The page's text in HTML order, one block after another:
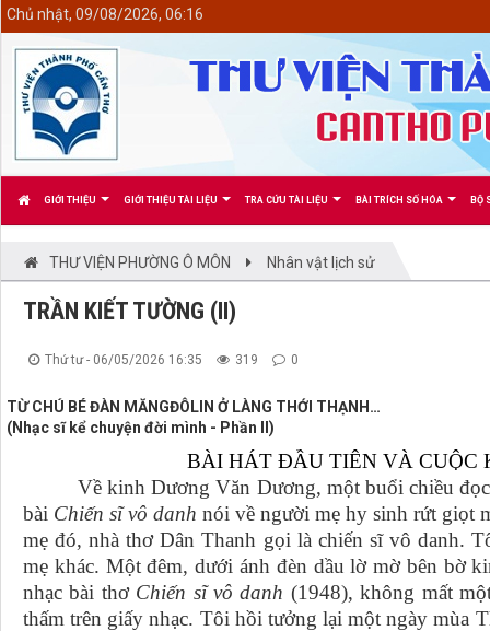
GIỚI THIỆU GIỚI THIỆU TÀI LIỆU TRA CỨU TÀI LIỆU BÀI TRÍCH SỐ HÓA BỘ
Chủ nhật, 09/08/2026, 06:16
THƯ VIỆN PHƯỜNG Ô MÔN Nhân vật lịch sử
TRẦN KIẾT TƯỜNG (II)
Thứ tư - 06/05/2026 16:35 319 0
TỪ CHÚ BÉ ĐÀN MĂNGĐÔLIN Ở LÀNG THỚI THẠNH…
(Nhạc sĩ kể chuyện đời mình - Phần II)
BÀI HÁT ĐẦU TIÊN VÀ CUỘC
Về kinh Dương Văn Dương, một buổi chiều đọc
bài Chiến sĩ vô danh nói về người mẹ hy sinh rứt giọt
mẹ đó, nhà thơ Dân Thanh gọi là chiến sĩ vô danh.
mẹ khác. Một đêm, dưới ánh đèn dầu lờ mờ bên bờ
nhạc bài thơ Chiến sĩ vô danh (1948), không mất
thấm trên giấy nhạc. Tôi hồi tưởng lại một ngày mùa
<